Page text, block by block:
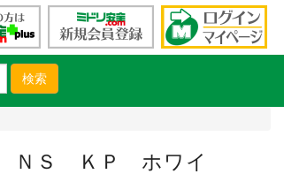
検索
Ｓ ＫＰ ホワイ